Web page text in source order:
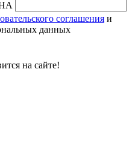
соглашения и
данных
на сайте!